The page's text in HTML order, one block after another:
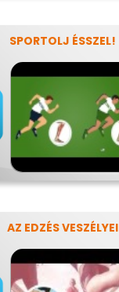
SPORTOLJ ÉSSZEL!
AZ EDZÉS VESZÉLYEI